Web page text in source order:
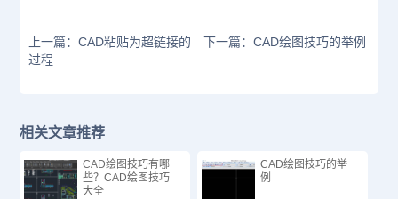
上一篇：CAD粘贴为超链接的
过程
下一篇：CAD绘图技巧的举例
相关文章推荐
CAD绘图技巧有哪
些？CAD绘图技巧
大全
CAD绘图技巧的举
例